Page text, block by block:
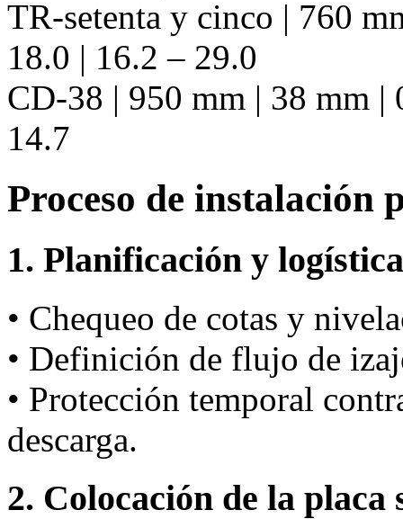
TR-setenta y cinco | 760
18.0 | 16.2 – 29.0
CD-38 | 950 mm | 38 mm |
14.7
Proceso de instalación
1. Planificación y
• Chequeo de cotas y
• Definición de flujo de
• Protección temporal
descarga.
2. Colocación de la placa